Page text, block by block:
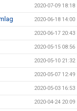
2020-07-09 18:18
2020-06-18 14:00
2020-06-17 20:43
2020-05-15 08:56
2020-05-10 21:32
2020-05-07 12:49
2020-05-03 16:53
2020-04-24 20:09